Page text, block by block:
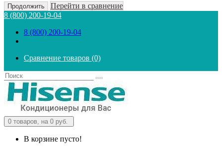
Продолжить
Перейти в сравнение
8 (800) 200-19-04
8 (800) 200-19-04
Сравнение товаров (0)
0 товаров, на 0 руб.
В корзине пусто!